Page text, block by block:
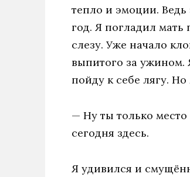
тепло и эмоции. Ведь
год. Я погладил мать
слезу. Уже начало
выпитого за ужином.
пойду к себе лягу. Но
— Ну ты только
сегодня здесь.
Я удивился и